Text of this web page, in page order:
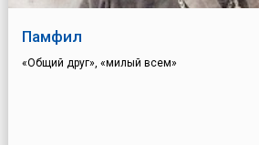
Памфил
«Общий друг», «милый всем»